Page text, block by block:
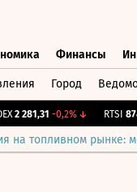
Финансы
Город
2 281,31 -0,2%↓ RTSI
на топливном рынке: